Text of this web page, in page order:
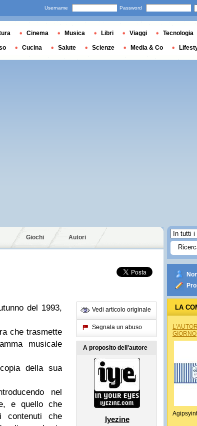
Giochi Autori
del 1993,
che trasmette
musicale
della sua
nel
e quello che
contenuti che
Vedi articolo originale
Segnala un abuso
A proposito dell'autore
Iyezine
LA
GIORNO
Username Password
Cinema Musica Libri Viaggi Tecnologia
Cucina Salute Scienze Media & Co